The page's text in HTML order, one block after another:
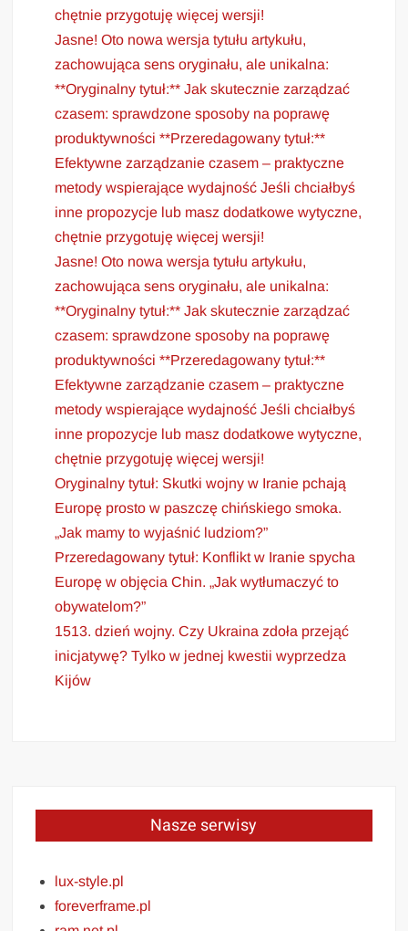
chętnie przygotuję więcej wersji!
Jasne! Oto nowa wersja tytułu artykułu,
zachowująca sens oryginału, ale unikalna:
**Oryginalny tytuł:** Jak skutecznie zarządzać
czasem: sprawdzone sposoby na poprawę
produktywności **Przeredagowany tytuł:**
Efektywne zarządzanie czasem – praktyczne
metody wspierające wydajność Jeśli chciałbyś
inne propozycje lub masz dodatkowe wytyczne,
chętnie przygotuję więcej wersji!
Jasne! Oto nowa wersja tytułu artykułu,
zachowująca sens oryginału, ale unikalna:
**Oryginalny tytuł:** Jak skutecznie zarządzać
czasem: sprawdzone sposoby na poprawę
produktywności **Przeredagowany tytuł:**
Efektywne zarządzanie czasem – praktyczne
metody wspierające wydajność Jeśli chciałbyś
inne propozycje lub masz dodatkowe wytyczne,
chętnie przygotuję więcej wersji!
Oryginalny tytuł: Skutki wojny w Iranie pchają
Europę prosto w paszczę chińskiego smoka.
„Jak mamy to wyjaśnić ludziom?”
Przeredagowany tytuł: Konflikt w Iranie spycha
Europę w objęcia Chin. „Jak wytłumaczyć to
obywatelom?”
1513. dzień wojny. Czy Ukraina zdoła przejąć
inicjatywę? Tylko w jednej kwestii wyprzedza
Kijów
Nasze serwisy
lux-style.pl
foreverframe.pl